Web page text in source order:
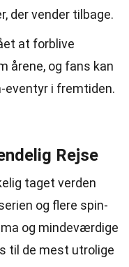
der vender tilbage.
at forblive
årene, og fans kan
eventyr i fremtiden.
Rejse
taget verden
og flere spin-
og mindeværdige
til de mest utrolige